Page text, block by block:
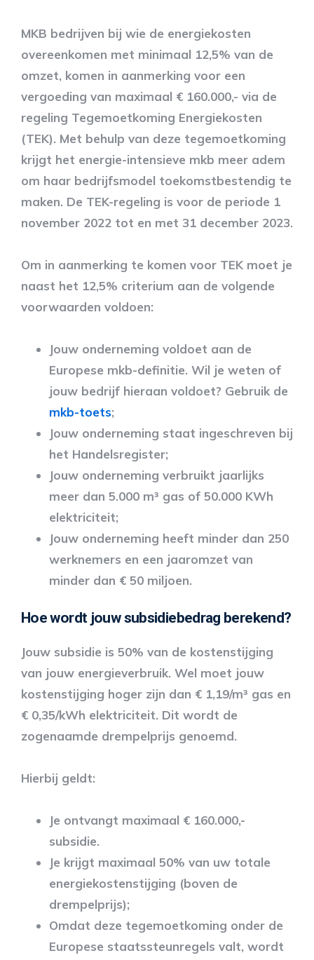
MKB bedrijven bij wie de energiekosten
overeenkomen met minimaal 12,5% van de
omzet, komen in aanmerking voor een
vergoeding van maximaal € 160.000,- via de
regeling Tegemoetkoming Energiekosten
(TEK). Met behulp van deze tegemoetkoming
krijgt het energie-intensieve mkb meer adem
om haar bedrijfsmodel toekomstbestendig te
maken. De TEK-regeling is voor de periode 1
november 2022 tot en met 31 december 2023.
Om in aanmerking te komen voor TEK moet je
naast het 12,5% criterium aan de volgende
voorwaarden voldoen:
Jouw onderneming voldoet aan de
Europese mkb-definitie. Wil je weten of
jouw bedrijf hieraan voldoet? Gebruik de
mkb-toets;
Jouw onderneming staat ingeschreven bij
het Handelsregister;
Jouw onderneming verbruikt jaarlijks
meer dan 5.000 m³ gas of 50.000 KWh
elektriciteit;
Jouw onderneming heeft minder dan 250
werknemers en een jaaromzet van
minder dan € 50 miljoen.
Hoe wordt jouw subsidiebedrag berekend?
Jouw subsidie is 50% van de kostenstijging
van jouw energieverbruik. Wel moet jouw
kostenstijging hoger zijn dan € 1,19/m³ gas en
€ 0,35/kWh elektriciteit. Dit wordt de
zogenaamde drempelprijs genoemd.
Hierbij geldt:
Je ontvangt maximaal € 160.000,-
subsidie.
Je krijgt maximaal 50% van uw totale
energiekostenstijging (boven de
drempelprijs);
Omdat deze tegemoetkoming onder de
Europese staatssteunregels valt, wordt